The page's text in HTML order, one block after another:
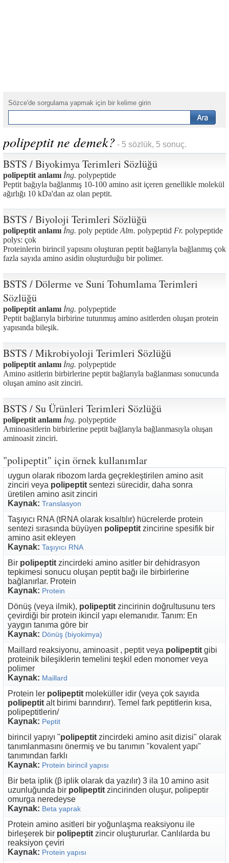
Sözce'de sorgulama yapmak için bir kelime girin
polipeptit ne demek? - 5 sözlük, 5 sonuç.
BSTS / Biyokimya Terimleri Sözlüğü
polipeptit anlamı İng. polypeptide
Peptit bağıyla bağlanmış 10-100 amino asit içeren genellikle molekül
ağırlığı 10 kDa'dan az olan peptit.
BSTS / Biyoloji Terimleri Sözlüğü
polipeptit anlamı İng. poly peptide Alm. polypeptid Fr. polypeptide
polys: çok
Proteinlerin birincil yapısını oluşturan peptit bağlarıyla bağlanmış çok
fazla sayıda amino asidin oluşturduğu bir polimer.
BSTS / Dölerme ve Suni Tohumlama Terimleri
Sözlüğü
polipeptit anlamı İng. polypeptide
Peptit bağlarıyla birbirine tutunmuş amino asitlerden oluşan protein
yapısında bileşik.
BSTS / Mikrobiyoloji Terimleri Sözlüğü
polipeptit anlamı İng. polypeptide
Amino asitlerin birbirlerine peptit bağlarıyla bağlanması sonucunda
oluşan amino asit zinciri.
BSTS / Su Ürünleri Terimleri Sözlüğü
polipeptit anlamı İng. polypeptide
Aminoasitlerin birbirlerine peptit bağlarıyla bağlanmasıyla oluşan
aminoasit zinciri.
"polipeptit" için örnek kullanımlar
uygun olarak ribozom larda geçrekleştirilen amino asit
zinciri veya polipeptit sentezi sürecidir, daha sonra
üretilen amino asit zinciri
Kaynak: Translasyon
Taşıyıcı RNA (tRNA olarak kısaltılır) hücrelerde protein
sentezi sırasında büyüyen polipeptit zincirine spesifik bir
amino asit ekleyen
Kaynak: Taşıyıcı RNA
Bir polipeptit zincirdeki amino asitler bir dehidrasyon
tepkimesi sonucu oluşan peptit bağı ile birbirlerine
bağlanırlar. Protein
Kaynak: Protein
Dönüş (veya ilmik), polipeptit zincirinin doğrultusunu ters
çevirdiği bir protein ikincil yapı elemanıdır. Tanım: En
yaygın tanıma göre bir
Kaynak: Dönüş (biyokimya)
Maillard reaksiyonu, aminoasit , peptit veya polipeptit gibi
proteinik bileşiklerin temelini teşkil eden monomer veya
polimer
Kaynak: Maillard
Protein ler polipeptit moleküller idir (veya çok sayıda
polipeptit alt birimi barındırır). Temel fark peptitlerin kısa,
polipeptitlerin/
Kaynak: Peptit
birincil yapıyı "polipeptit zincirdeki amino asit dizisi" olarak
tanımlanmasını önermiş ve bu tanımın "kovalent yapı"
tanımından farklı
Kaynak: Protein birincil yapısı
Bir beta iplik (β iplik olarak da yazılır) 3 ila 10 amino asit
uzunluğunda bir polipeptit zincirinden oluşur, polipeptir
omurga neredeyse
Kaynak: Beta yaprak
Protein amino asitleri bir yoğunlaşma reaksiyonu ile
birleşerek bir polipeptit zincir oluştururlar. Canlılarda bu
reaksiyon çeviri
Kaynak: Protein yapısı